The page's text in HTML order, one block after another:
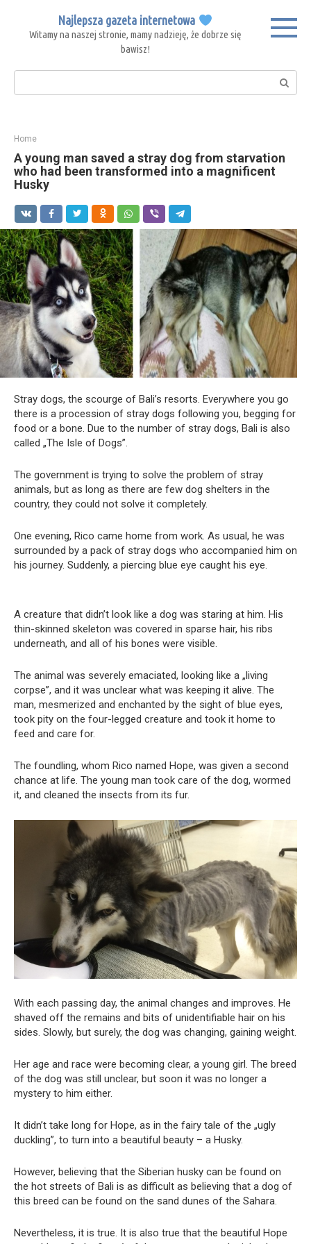
content
Najlepsza gazeta internetowa
Witamy na naszej stronie, mamy nadzieję, że dobrze się
bawisz!
Search:
Home
A young man saved a stray dog ​​from starvation
who had been transformed into a magnificent
Husky
Stray dogs, the scourge of Bali’s resorts. Everywhere you go
there is a procession of stray dogs following you, begging for
food or a bone. Due to the number of stray dogs, Bali is also
called „The Isle of Dogs”.
The government is trying to solve the problem of stray
animals, but as long as there are few dog shelters in the
country, they could not solve it completely.
One evening, Rico came home from work. As usual, he was
surrounded by a pack of stray dogs who accompanied him on
his journey. Suddenly, a piercing blue eye caught his eye.
A creature that didn’t look like a dog was staring at him. His
thin-skinned skeleton was covered in sparse hair, his ribs
underneath, and all of his bones were visible.
The animal was severely emaciated, looking like a „living
corpse”, and it was unclear what was keeping it alive. The
man, mesmerized and enchanted by the sight of blue eyes,
took pity on the four-legged creature and took it home to
feed and care for.
The foundling, whom Rico named Hope, was given a second
chance at life. The young man took care of the dog, wormed
it, and cleaned the insects from its fur.
With each passing day, the animal changes and improves. He
shaved off the remains and bits of unidentifiable hair on his
sides. Slowly, but surely, the dog was changing, gaining weight.
Her age and race were becoming clear, a young girl. The breed
of the dog was still unclear, but soon it was no longer a
mystery to him either.
It didn’t take long for Hope, as in the fairy tale of the „ugly
duckling”, to turn into a beautiful beauty – a Husky.
However, believing that the Siberian husky can be found on
the hot streets of Bali is as difficult as believing that a dog of
this breed can be found on the sand dunes of the Sahara.
Nevertheless, it is true. It is also true that the beautiful Hope